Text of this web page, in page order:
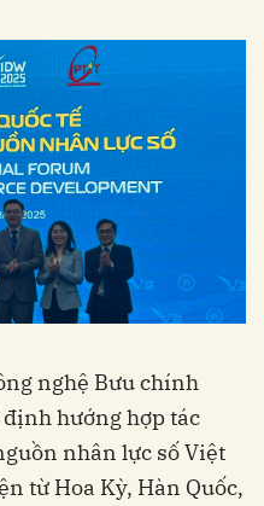
nghệ Bưu chính
hướng hợp tác
nhân lực số Việt
từ Hoa Kỳ, Hàn Quốc,